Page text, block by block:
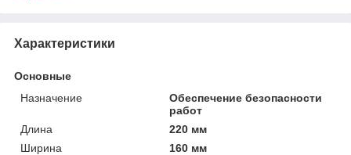
Характеристики
Основные
Назначение
Обеспечение безопасности
работ
Длина
220 мм
Ширина
160 мм